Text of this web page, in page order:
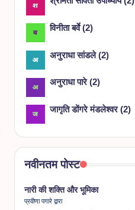
विनीता बर्वे(2)
अनुराधा सांडले(2)
अनुराधा पारे(2)
जागृति डोंगरे मंडलेश्वर(2)
नवीनतम पोस्ट
नारी की शक्ति और भूमिका
प्रवीणा पगारे द्वारा